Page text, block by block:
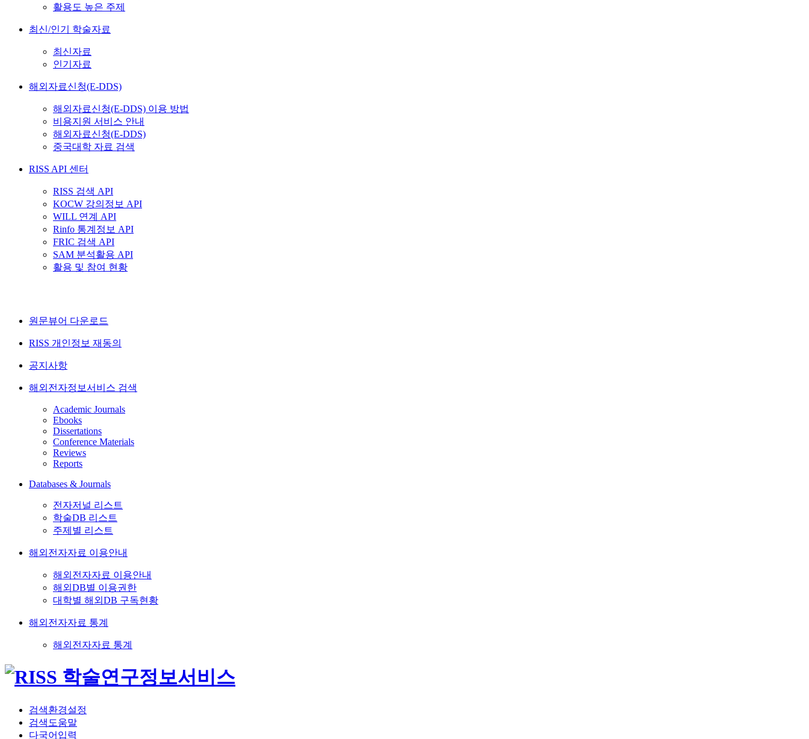
활용도 높은 주제
최신/인기 학술자료
최신자료
인기자료
해외자료신청(E-DDS)
해외자료신청(E-DDS) 이용 방법
비용지원 서비스 안내
해외자료신청(E-DDS)
중국대학 자료 검색
RISS API 센터
RISS 검색 API
KOCW 강의정보 API
WILL 연계 API
Rinfo 통계정보 API
FRIC 검색 API
SAM 분석활용 API
활용 및 참여 현황
원문뷰어 다운로드
RISS 개인정보 재동의
공지사항
해외전자정보서비스 검색
Academic Journals
Ebooks
Dissertations
Conference Materials
Reviews
Reports
Databases & Journals
전자저널 리스트
학술DB 리스트
주제별 리스트
해외전자자료 이용안내
해외전자자료 이용안내
해외DB별 이용권한
대학별 해외DB 구독현황
해외전자자료 통계
해외전자자료 통계
검색환경설정
검색도움말
다국어입력